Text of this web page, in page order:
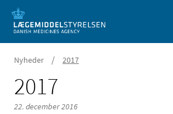
Nyheder / 2017
2017
22. december 2016